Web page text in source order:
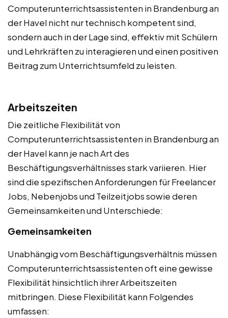
Computerunterrichtsassistenten in Brandenburg an
der Havel nicht nur technisch kompetent sind,
sondern auch in der Lage sind, effektiv mit Schülern
und Lehrkräften zu interagieren und einen positiven
Beitrag zum Unterrichtsumfeld zu leisten.
Arbeitszeiten
Die zeitliche Flexibilität von
Computerunterrichtsassistenten in Brandenburg an
der Havel kann je nach Art des
Beschäftigungsverhältnisses stark variieren. Hier
sind die spezifischen Anforderungen für Freelancer
Jobs, Nebenjobs und Teilzeitjobs sowie deren
Gemeinsamkeiten und Unterschiede:
Gemeinsamkeiten
Unabhängig vom Beschäftigungsverhältnis müssen
Computerunterrichtsassistenten oft eine gewisse
Flexibilität hinsichtlich ihrer Arbeitszeiten
mitbringen. Diese Flexibilität kann Folgendes
umfassen: